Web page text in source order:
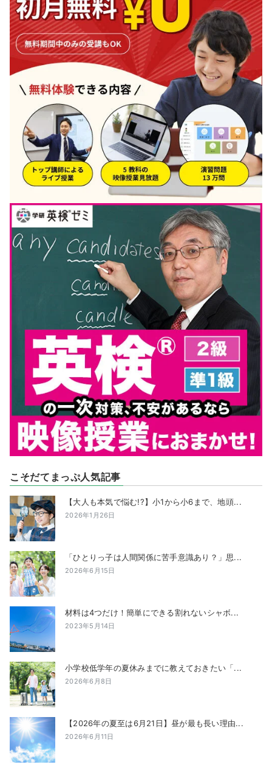
こそだてまっぷ人気記事
【大人も本気で悩む!?】小1から小6まで、地頭...
2026年1月26日
「ひとりっ子は人間関係に苦手意識あり？」思...
2026年6月15日
材料は4つだけ！簡単にできる割れないシャボ...
2023年5月14日
小学校低学年の夏休みまでに教えておきたい「...
2026年6月8日
【2026年の夏至は6月21日】昼が最も長い理由...
2026年6月11日